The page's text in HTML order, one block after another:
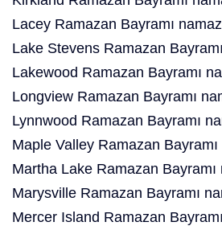
Lacey Ramazan Bayramı
Lake Stevens Ramazan
Lakewood Ramazan Bayramı
Longview Ramazan Bayramı
Lynnwood Ramazan Bayramı
Maple Valley Ramazan
Martha Lake Ramazan
Marysville Ramazan Bayramı
Mercer Island Ramazan